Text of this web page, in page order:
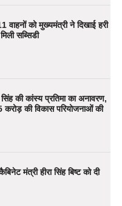
वाहनों को मुख्यमंत्री ने दिखाई हरी
सब्सिडी
की कांस्य प्रतिमा का अनावरण,
की विकास परियोजनाओं की
मंत्री हीरा सिंह बिष्ट को दी